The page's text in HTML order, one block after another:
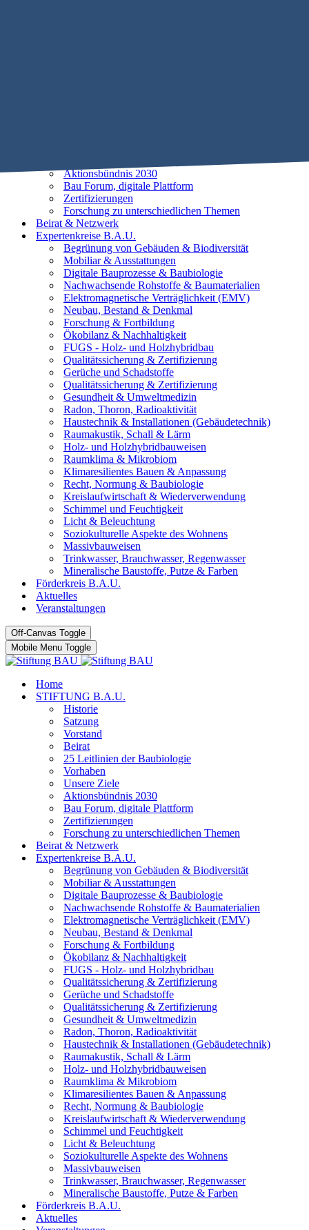
Aktionsbündnis 2030
Bau Forum, digitale Plattform
Zertifizierungen
Forschung zu unterschiedlichen Themen
Beirat & Netzwerk
Expertenkreise B.A.U.
Begrünung von Gebäuden & Biodiversität
Mobiliar & Ausstattungen
Digitale Bauprozesse & Baubiologie
Nachwachsende Rohstoffe & Baumaterialien
Elektromagnetische Verträglichkeit (EMV)
Neubau, Bestand & Denkmal
Forschung & Fortbildung
Ökobilanz & Nachhaltigkeit
FUGS - Holz- und Holzhybridbau
Qualitätssicherung & Zertifizierung
Gerüche und Schadstoffe
Qualitätssicherung & Zertifizierung
Gesundheit & Umweltmedizin
Radon, Thoron, Radioaktivität
Haustechnik & Installationen (Gebäudetechnik)
Raumakustik, Schall & Lärm
Holz- und Holzhybridbauweisen
Raumklima & Mikrobiom
Klimaresilientes Bauen & Anpassung
Recht, Normung & Baubiologie
Kreislaufwirtschaft & Wiederverwendung
Schimmel und Feuchtigkeit
Licht & Beleuchtung
Soziokulturelle Aspekte des Wohnens
Massivbauweisen
Trinkwasser, Brauchwasser, Regenwasser
Mineralische Baustoffe, Putze & Farben
Förderkreis B.A.U.
Aktuelles
Veranstaltungen
Off-Canvas Toggle
Mobile Menu Toggle
Home
STIFTUNG B.A.U.
Historie
Satzung
Vorstand
Beirat
25 Leitlinien der Baubiologie
Vorhaben
Unsere Ziele
Aktionsbündnis 2030
Bau Forum, digitale Plattform
Zertifizierungen
Forschung zu unterschiedlichen Themen
Beirat & Netzwerk
Expertenkreise B.A.U.
Begrünung von Gebäuden & Biodiversität
Mobiliar & Ausstattungen
Digitale Bauprozesse & Baubiologie
Nachwachsende Rohstoffe & Baumaterialien
Elektromagnetische Verträglichkeit (EMV)
Neubau, Bestand & Denkmal
Forschung & Fortbildung
Ökobilanz & Nachhaltigkeit
FUGS - Holz- und Holzhybridbau
Qualitätssicherung & Zertifizierung
Gerüche und Schadstoffe
Qualitätssicherung & Zertifizierung
Gesundheit & Umweltmedizin
Radon, Thoron, Radioaktivität
Haustechnik & Installationen (Gebäudetechnik)
Raumakustik, Schall & Lärm
Holz- und Holzhybridbauweisen
Raumklima & Mikrobiom
Klimaresilientes Bauen & Anpassung
Recht, Normung & Baubiologie
Kreislaufwirtschaft & Wiederverwendung
Schimmel und Feuchtigkeit
Licht & Beleuchtung
Soziokulturelle Aspekte des Wohnens
Massivbauweisen
Trinkwasser, Brauchwasser, Regenwasser
Mineralische Baustoffe, Putze & Farben
Förderkreis B.A.U.
Aktuelles